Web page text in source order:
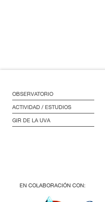
OBSERVATORIO
ACTIVIDAD / ESTUDIOS
GIR DE LA UVA
EN COLABORACIÓN CON: